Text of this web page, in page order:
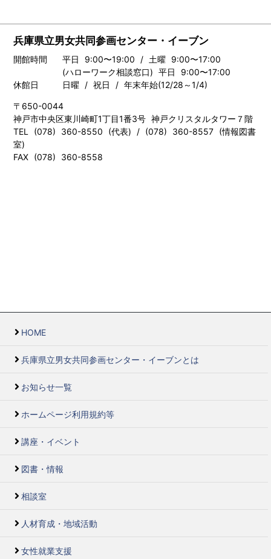
兵庫県立男女共同参画センター・イーブン
開館時間
平日 9:00〜19:00 / 土曜 9:00〜17:00
(ハローワーク相談窓口) 平日 9:00〜17:00
休館日
日曜 / 祝日 / 年末年始(12/28～1/4)
〒650-0044
神戸市中央区東川崎町1丁目1番3号 神戸クリスタルタワー７階
TEL (078) 360-8550 (代表) / (078) 360-8557 (情報図書
室)
FAX (078) 360-8558
HOME
兵庫県立男女共同参画センター・イーブンとは
お知らせ一覧
ホームページ利用規約等
講座・イベント
図書・情報
相談室
人材育成・地域活動
女性就業支援